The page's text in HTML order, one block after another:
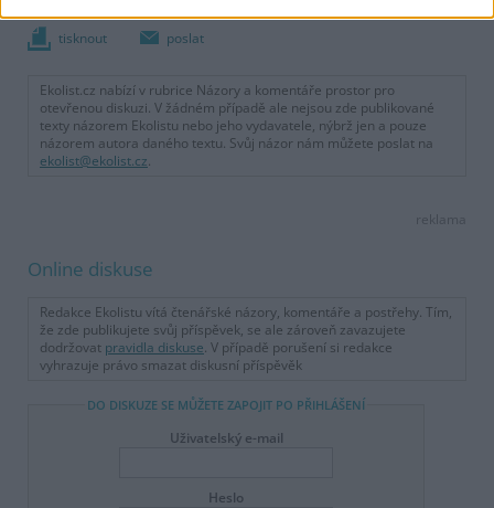
tisknout poslat
Ekolist.cz nabízí v rubrice Názory a komentáře prostor pro
otevřenou diskuzi. V žádném případě ale nejsou zde publikované
texty názorem Ekolistu nebo jeho vydavatele, nýbrž jen a pouze
názorem autora daného textu. Svůj názor nám můžete poslat na
ekolist@ekolist.cz.
reklama
Online diskuse
Redakce Ekolistu vítá čtenářské názory, komentáře a postřehy. Tím,
že zde publikujete svůj příspěvek, se ale zároveň zavazujete
dodržovat pravidla diskuse. V případě porušení si redakce
vyhrazuje právo smazat diskusní příspěvěk
DO DISKUZE SE MŮŽETE ZAPOJIT PO PŘIHLÁŠENÍ
Uživatelský e-mail
Heslo